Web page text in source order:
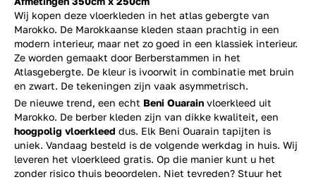
Wij kopen deze vloerkleden in het atlas gebergte van
Marokko. De Marokkaanse kleden staan prachtig in een
modern interieur, maar net zo goed in een klassiek interieur.
Ze worden gemaakt door Berberstammen in het
Atlasgebergte. De kleur is ivoorwit in combinatie met bruin
en zwart. De tekeningen zijn vaak asymmetrisch.
De nieuwe trend, een echt Beni Ouarain vloerkleed uit
Marokko. De berber kleden zijn van dikke kwaliteit, een
hoogpolig vloerkleed dus. Elk Beni Ouarain tapijten is
uniek. Vandaag besteld is de volgende werkdag in huis. Wij
leveren het vloerkleed gratis. Op die manier kunt u het
zonder risico thuis beoordelen. Niet tevreden? Stuur het